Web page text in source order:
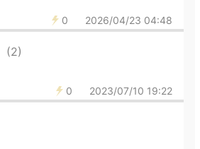
0 2026/04/23 04:48
(2)
0 2023/07/10 19:22